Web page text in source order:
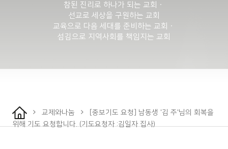
참된 진리로 하나가 되는 교회ㆍ
선교로 세상을 구원하는 교회
교육으로 다음 세대를 준비하는 교회ㆍ
섬김으로 지역사회를 책임지는 교회
교제와나눔
[중보기도 요청] 남동생 '김 주'님의 회복을
위해 기도 요청합니다. (기도요청자 :김일자 집사)